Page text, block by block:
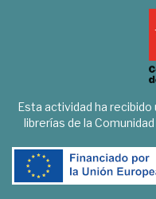
Esta actividad ha recibido
librerías de la